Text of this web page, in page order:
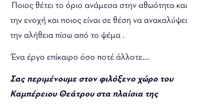
Ποιος θέτει το όριο ανάμεσα στην αθωότητα και
την ενοχή και ποιος είναι σε θέση να ανακαλύψει
την αλήθεια πίσω από το ψέμα .
Ένα έργο επίκαιρο όσο ποτέ άλλοτε….
Σας περιμένουμε στον φιλόξενο χώρο του
Καμπέρειου Θεάτρουστα πλαίσια της